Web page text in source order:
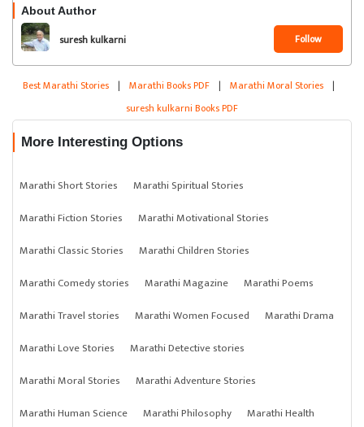
About Author
suresh kulkarni Follow
Best Marathi Stories | Marathi Books PDF | Marathi Moral Stories |
suresh kulkarni Books PDF
More Interesting Options
Marathi Short Stories
Marathi Spiritual Stories
Marathi Fiction Stories
Marathi Motivational Stories
Marathi Classic Stories
Marathi Children Stories
Marathi Comedy stories
Marathi Magazine
Marathi Poems
Marathi Travel stories
Marathi Women Focused
Marathi Drama
Marathi Love Stories
Marathi Detective stories
Marathi Moral Stories
Marathi Adventure Stories
Marathi Human Science
Marathi Philosophy Marathi Health